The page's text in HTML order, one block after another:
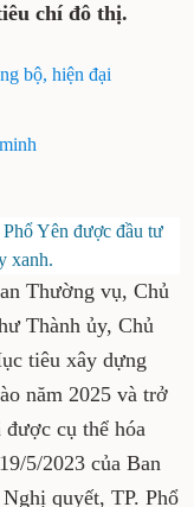
chí đô thị.
bộ, hiện đại
Yên được đầu tư
xanh.
Thường vụ, Chủ
Thành ủy, Chủ
tiêu xây dựng
năm 2025 và trở
cụ thể hóa
5/2023 của Ban
quyết, TP. Phổ